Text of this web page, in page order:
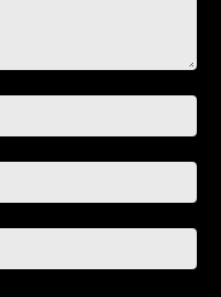
:*
:*
: